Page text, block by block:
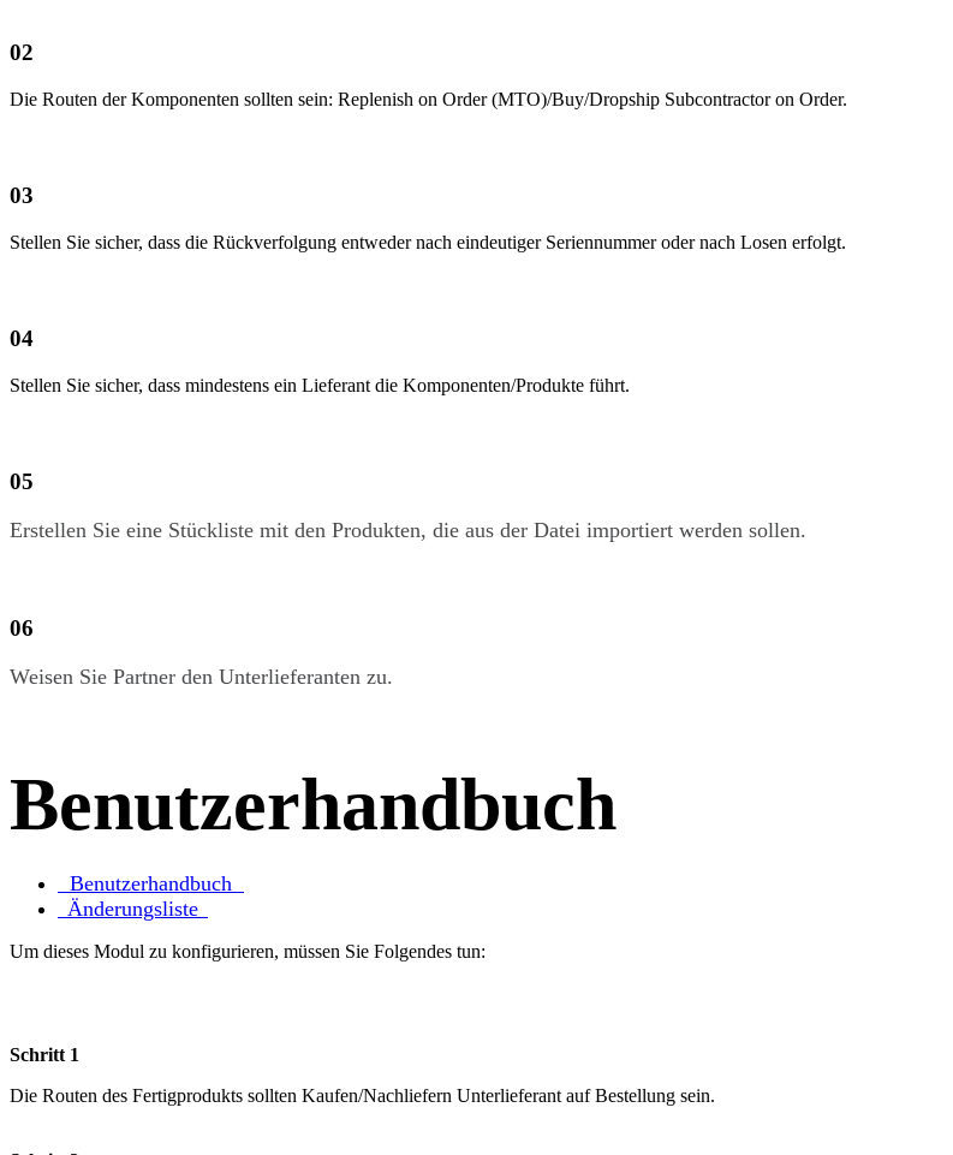
0​2
Die Routen der Komponenten sollten sein: Replenish on Order (MTO)/Buy/Dropship Subcontractor on Order.
0​3
Stellen Sie sicher, dass die Rückverfolgung entweder nach eindeutiger Seriennummer oder nach Losen erfolgt.
0​4
Stellen Sie sicher, dass mindestens ein Lieferant die Komponenten/Produkte führt.
0​5
Erstellen Sie eine Stückliste mit den Produkten, die aus der Datei importiert werden sollen.
0​6
Weisen Sie Partner den Unterlieferanten zu.
Benutzerhandbuch
Benutzerhandbuch
Änderungsliste
Um dieses Modul zu konfigurieren, müssen Sie Folgendes tun:
Schritt 1
Die Routen des Fertigprodukts sollten Kaufen/Nachliefern Unterlieferant auf Bestellung sein.